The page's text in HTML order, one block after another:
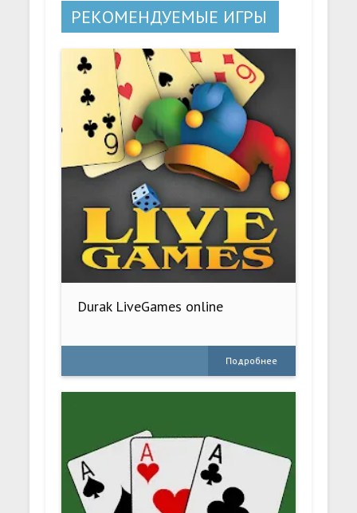
РЕКОМЕНДУЕМЫЕ ИГРЫ
Durak LiveGames online
Подробнее